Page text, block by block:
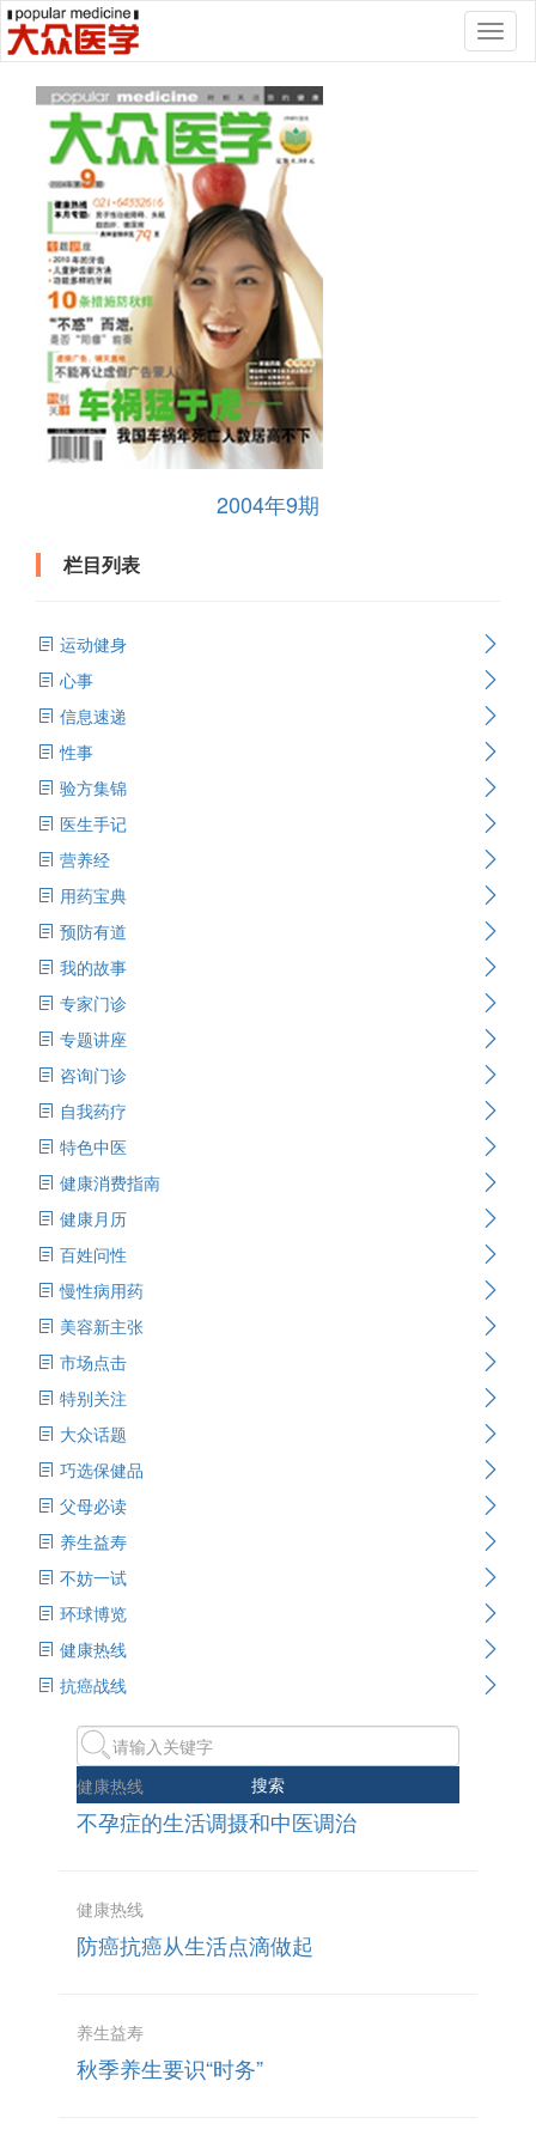
2004年9期
栏目列表
运动健身
心事
信息速递
性事
验方集锦
医生手记
营养经
用药宝典
预防有道
我的故事
专家门诊
专题讲座
咨询门诊
自我药疗
特色中医
健康消费指南
健康月历
百姓问性
慢性病用药
美容新主张
市场点击
特别关注
大众话题
巧选保健品
父母必读
养生益寿
不妨一试
环球博览
健康热线
抗癌战线
搜索
健康热线
不孕症的生活调摄和中医调治
健康热线
防癌抗癌从生活点滴做起
养生益寿
秋季养生要识“时务”